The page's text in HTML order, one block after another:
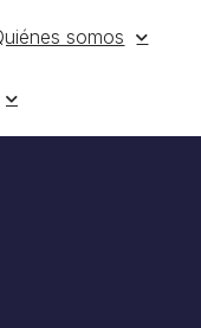
somos